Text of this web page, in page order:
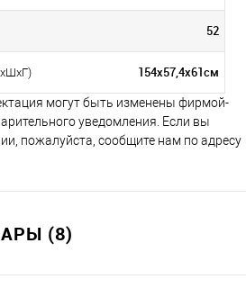
52
154х57,4х61см
могут быть изменены фирмой-
уведомления. Если вы
пожалуйста, сообщите нам по адресу
(8)